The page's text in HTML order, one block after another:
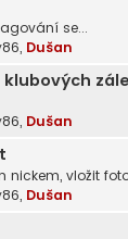
se...
, Dušan
, Dušan
nickem, vložit
, Dušan